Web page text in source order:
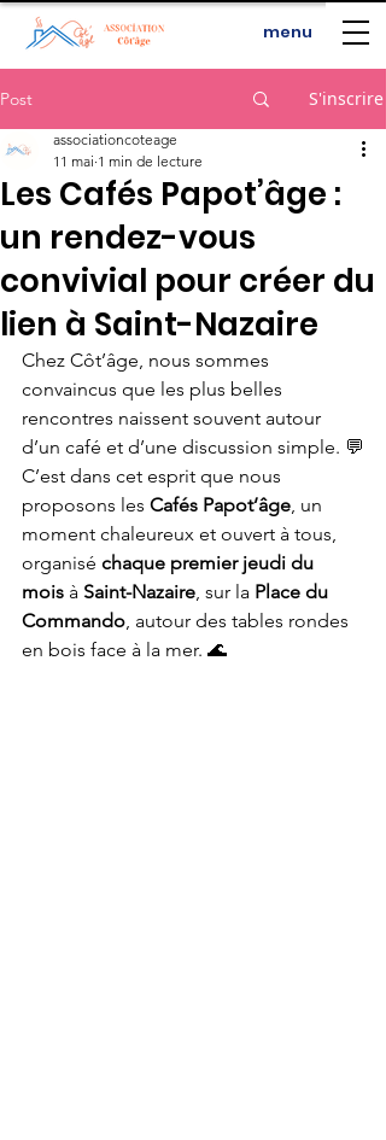
menu
Post S'inscrire
Les Cafés Papot’âge :
un rendez-vous
convivial pour créer du
lien à Saint-Nazaire
associationcoteage
11 mai 1 min de lecture
Chez Côt’âge, nous sommes
convaincus que les plus belles
rencontres naissent souvent autour
d’un café et d’une discussion simple. 💬
C’est dans cet esprit que nous
proposons les Cafés Papot’âge, un
moment chaleureux et ouvert à tous,
organisé chaque premier jeudi du
mois à Saint-Nazaire, sur la Place du
Commando, autour des tables rondes
en bois face à la mer. 🌊